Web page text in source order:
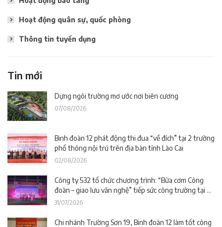
Hoạt động quân sự, quốc phòng
Thông tin tuyển dụng
Tin mới
Dựng ngôi trường mơ ước nơi biên cương
07/08/2026
Binh đoàn 12 phát động thi đua “về đích” tại 2 trường
phổ thông nội trú trên địa bàn tỉnh Lào Cai
02/08/2026
Công ty 532 tổ chức chương trình: “Bữa cơm Công
đoàn – giao lưu văn nghệ” tiếp sức công trường tại dự
án Trường phổ thông nội trú liên cấp La Êê (TP. Đà
31/07/2026
Chi nhánh Trường Sơn 19, Binh đoàn 12 làm tốt công